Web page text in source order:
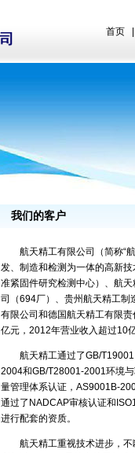
首页
我们的客户
航天精工有限公司（简称“航
发、制造和检测为一体的高新
准紧固件研究检测中心）、航
司（694厂）、贵州航天精工制
有限公司和德国航天精工有限
亿元，2012年营业收入超过10亿
航天精工通过了GB/T19001
2004和GB/T28001-2001环境
量管理体系认证，AS9001B-
通过了NADCAP审核认证和
进行配套的资质。
航天精工重视技术进步，不